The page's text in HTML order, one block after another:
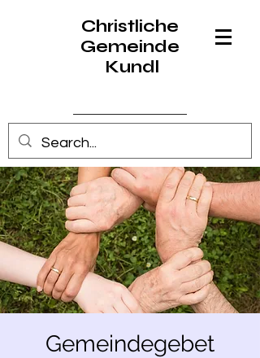
Christliche
Gemeinde
Kundl
Anmelden
Gemeindegebet